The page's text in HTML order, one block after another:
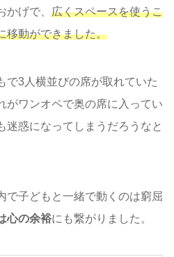
げで、 広くスペースを使うこ
移動ができました。
で3人横並びの席が取れていた
がワンオペで奥の席に入ってい
迷惑になってしまうだろうなと
で子どもと一緒で動くのは窮屈
心の余裕にも繋がりました。